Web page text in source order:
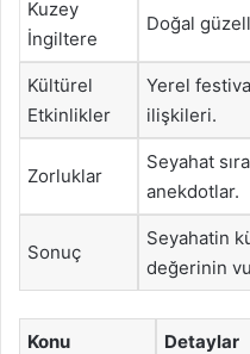
Kuzey
İngiltere
Doğal
Kültürel
Etkinlikler
Yerel
ilişkileri.
Zorluklar
Seyahat
anekdotlar.
Sonuç
Seyahatin
değerinin
Konu Detaylar